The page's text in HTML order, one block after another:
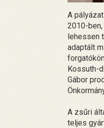
A
2010-
lehessen
adaptált
Kossuth-
Gábor
A zsűri
teljes